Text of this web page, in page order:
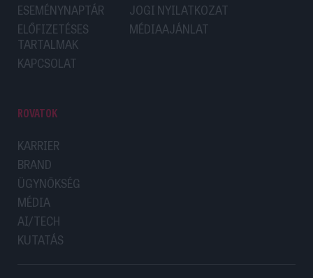
ESEMÉNYNAPTÁR
ELŐFIZETÉSES
TARTALMAK
KAPCSOLAT
JOGI NYILATKOZAT
MÉDIAAJÁNLAT
ROVATOK
KARRIER
BRAND
ÜGYNÖKSÉG
MÉDIA
AI/TECH
KUTATÁS